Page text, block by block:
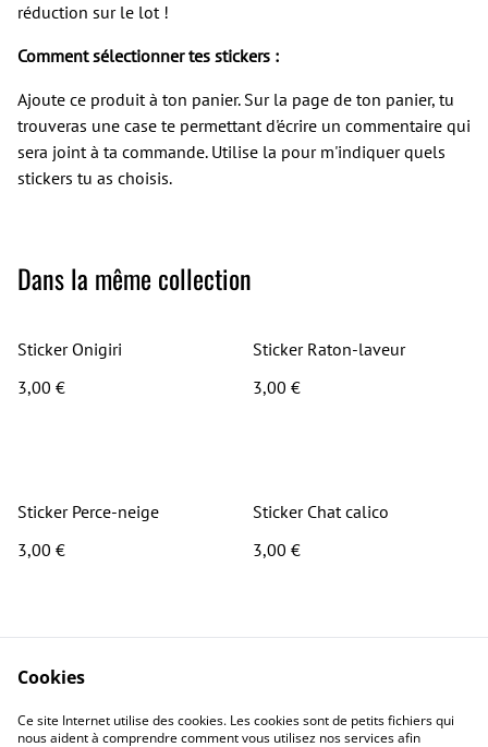
réduction sur le lot !
Comment sélectionner tes stickers :
Ajoute ce produit à ton panier. Sur la page de ton panier, tu
trouveras une case te permettant d'écrire un commentaire qui
sera joint à ta commande. Utilise la pour m'indiquer quels
stickers tu as choisis.
Dans la même collection
Sticker Onigiri
3,00 €
Sticker Raton-laveur
3,00 €
Sticker Perce-neige
3,00 €
Sticker Chat calico
3,00 €
Cookies
Ce site Internet utilise des cookies. Les cookies sont de petits fichiers qui
nous aident à comprendre comment vous utilisez nos services afin